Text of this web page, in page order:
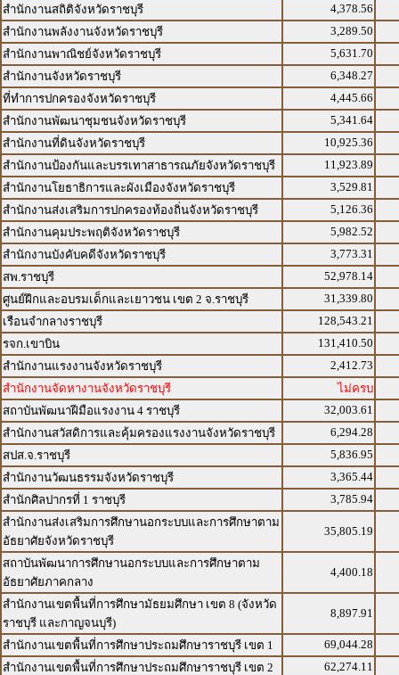
สำนักงานสถิติจังหวัดราชบุรี
4,378.56
สำนักงานพลังงานจังหวัดราชบุรี
3,289.50
สำนักงานพาณิชย์จังหวัดราชบุรี
5,631.70
สำนักงานจังหวัดราชบุรี
6,348.27
ที่ทำการปกครองจังหวัดราชบุรี
4,445.66
สำนักงานพัฒนาชุมชนจังหวัดราชบุรี
5,341.64
สำนักงานที่ดินจังหวัดราชบุรี
10,925.36
สำนักงานป้องกันและบรรเทาสาธารณภัยจังหวัดราชบุรี
11,923.89
สำนักงานโยธาธิการและผังเมืองจังหวัดราชบุรี
3,529.81
สำนักงานส่งเสริมการปกครองท้องถิ่นจังหวัดราชบุรี
5,126.36
สำนักงานคุมประพฤติจังหวัดราชบุรี
5,982.52
สำนักงานบังคับคดีจังหวัดราชบุรี
3,773.31
สพ.ราชบุรี
52,978.14
ศูนย์ฝึกและอบรมเด็กและเยาวชน เขต 2 จ.ราชบุรี
31,339.80
เรือนจำกลางราชบุรี
128,543.21
รจก.เขาบิน
131,410.50
สำนักงานแรงงานจังหวัดราชบุรี
2,412.73
สำนักงานจัดหางานจังหวัดราชบุรี
ไม่ครบ
สถาบันพัฒนาฝีมือแรงงาน 4 ราชบุรี
32,003.61
สำนักงานสวัสดิการและคุ้มครองแรงงานจังหวัดราชบุรี
6,294.28
สปส.จ.ราชบุรี
5,836.95
สำนักงานวัฒนธรรมจังหวัดราชบุรี
3,365.44
สำนักศิลปากรที่ 1 ราชบุรี
3,785.94
สำนักงานส่งเสริมการศึกษานอกระบบและการศึกษาตาม
อัธยาศัยจังหวัดราชบุรี
35,805.19
สถาบันพัฒนาการศึกษานอกระบบและการศึกษาตาม
อัธยาศัยภาคกลาง
4,400.18
สำนักงานเขตพื้นที่การศึกษามัธยมศึกษา เขต 8 (จังหวัด
ราชบุรี และกาญจนบุรี)
8,897.91
สำนักงานเขตพื้นที่การศึกษาประถมศึกษาราชบุรี เขต 1
69,044.28
สำนักงานเขตพื้นที่การศึกษาประถมศึกษาราชบุรี เขต 2
62,274.11